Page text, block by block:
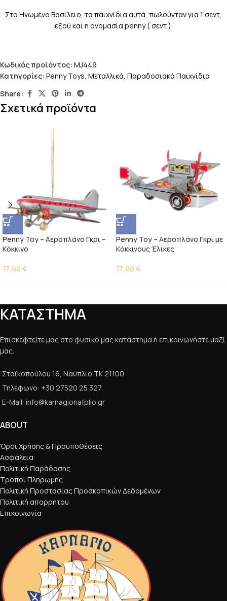
Στο Ηνωμένο Βασίλειο, τα παιχνίδια αυτά, πωλούνταν για 1 σεντ,
εξού και η ονομασία penny ( σεντ ).
Κωδικός προϊόντος: MJ449
Κατηγορίες: Penny Toys, Μεταλλικά, Παραδοσιακά Παιχνίδια
Share:
Σχετικά προϊόντα
Penny Toy – Aεροπλάνο Γκρι –
Kόκκινο
17,00 €
Penny Toy – Αεροπλάνο Γκρι με
Kόκκινους Έλικες
17,00 €
ΚΑΤΑΣΤΗΜΑ
Επισκεφτείτε μας στο φυσικό μας κατάστημα ή επικοινωνήστε μαζί
μας.
Σταϊκοπούλου 16, Ναύπλιο ΤΚ 21100.
Τηλέφωνο: +30 27520 25 327
E-Mail: info@karnagionafplio.gr
ABOUT
Όροι Χρήσης & Προϋποθέσεις
Ασφάλεια
Πολιτική Παράδοσης
Τρόποι Πληρωμής
Πολιτική Προστασίας Προσκοπικών Δεδομένων
Πολιτική απορρήτου
Επικοινωνία